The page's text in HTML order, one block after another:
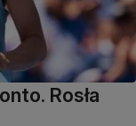
Rosła